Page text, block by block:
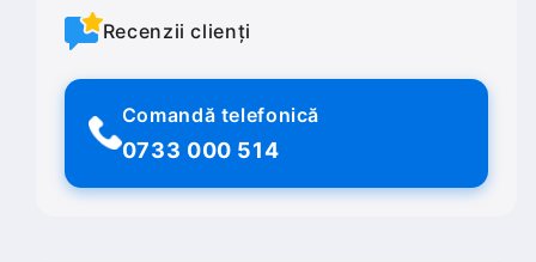
Recenzii clienți
Comandă telefonică
0733 000 514